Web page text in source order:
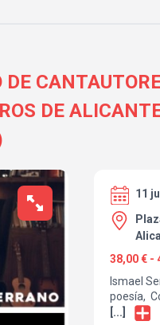
DE
11
38,00 € -
Ismael
poesía,
María,
[...]